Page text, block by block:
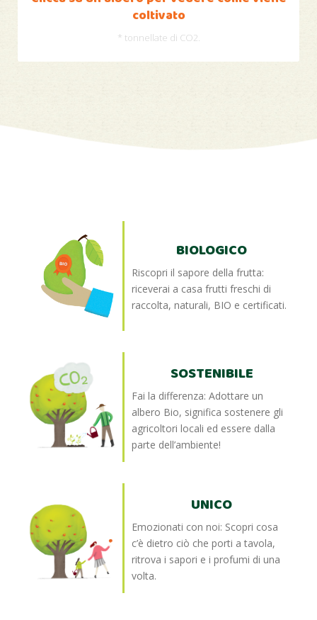
coltivato
* tonnellate di CO2.
BIOLOGICO
Riscopri il sapore della frutta:
riceverai a casa frutti freschi di
raccolta, naturali, BIO e certificati.
SOSTENIBILE
Fai la differenza: Adottare un
albero Bio, significa sostenere gli
agricoltori locali ed essere dalla
parte dell’ambiente!
UNICO
Emozionati con noi: Scopri cosa
c’è dietro ciò che porti a tavola,
ritrova i sapori e i profumi di una
volta.